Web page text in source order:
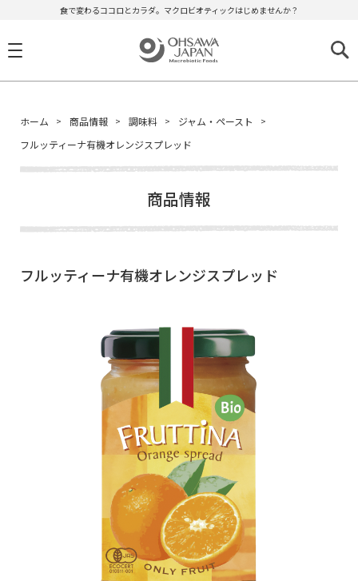
食で変わるココロとカラダ。マクロビオティックはじめませんか？
ホーム 商品情報 調味料
ジャム・ペースト
フルッティーナ有機オレンジスプレッド
商品情報
フルッティーナ有機オレンジスプレッド